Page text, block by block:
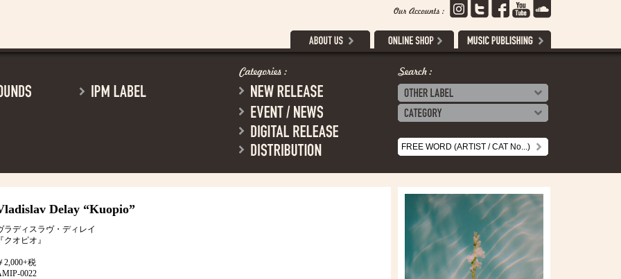
Delay “Kuopio”
ラディスラヴ・ディレイ
クオピオ』
2,000+税
0022